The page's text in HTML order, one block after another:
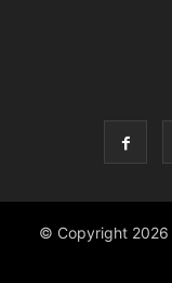
© Copyright 2026